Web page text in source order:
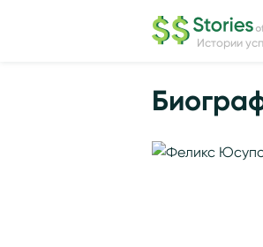
Истории